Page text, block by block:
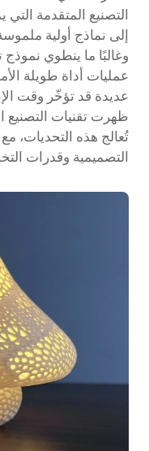
التصنيع المتقدمة التي
إلى نماذج أولية
وغالبًا ما ينطوي
عمليات أداة طويلة
عديدة قد تؤخّر وقت
ظهرت تقنيات التصنيع
تُعالج هذه التحديات،
التصميمية وقدرات